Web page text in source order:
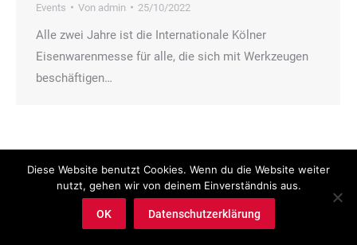
Events Von admin 25/10/2022
Alle zwei Jahre ist die Internationale Kölner
Eisenwarenmesse für alle, die sich mit Werkzeugen
beschäftigen…
@ Copyright Feida Tools Deutschland GmbH
Diese Website benutzt Cookies. Wenn du die Website weiter
nutzt, gehen wir von deinem Einverständnis aus.
OK Datenschutzerklärung